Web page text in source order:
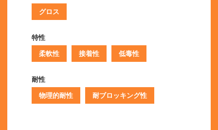
グロス
特性
柔軟性 接着性 低毒性
耐性
物理的耐性 耐ブロッキング性